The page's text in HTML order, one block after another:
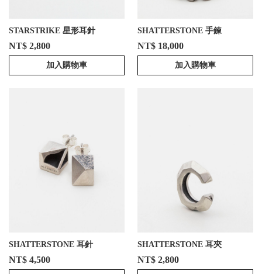
STARSTRIKE 星形耳針
NT$ 2,800
加入購物車
SHATTERSTONE 手鍊
NT$ 18,000
加入購物車
SHATTERSTONE 耳針
NT$ 4,500
SHATTERSTONE 耳夾
NT$ 2,800